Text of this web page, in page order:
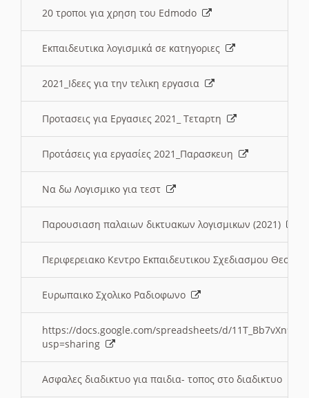
20 τροποι για χρηση του Edmodo
Εκπαιδευτικα λογισμικά σε κατηγοριες
2021_Ιδεες για την τελικη εργασια
Προτασεις για Εργασιες 2021_ Τεταρτη
Προτάσεις για εργασίες 2021_Παρασκευη
Να δω Λογισμικο για τεστ
Παρουσιαση παλαιων δικτυακων λογισμικων (2021)
Περιφερειακο Κεντρο Εκπαιδευτικου Σχεδιασμου
Ευρωπαικο Σχολικο Ραδιοφωνο
https://docs.google.com/spreadsheets/d/
usp=sharing
Ασφαλες διαδικτυο για παιδια- τοπος στο διαδικτυο